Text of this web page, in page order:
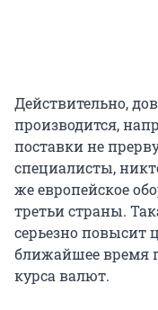
Действительно,
производится,
поставки не
специалисты,
же европейское
третьи страны.
серьезно повысит
ближайшее время
курса валют.